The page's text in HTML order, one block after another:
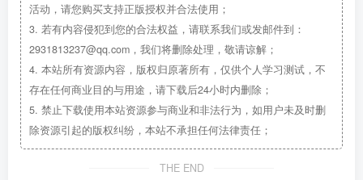
活动，请您购买支持正版授权并合法使用；
3. 若有内容侵犯到您的合法权益，请联系我们或发邮件到：
2931813237@qq.com，我们将删除处理，敬请谅解；
4. 本站所有资源内容，版权归原著所有，仅供个人学习测试，不
存在任何商业目的与用途，请下载后24小时内删除；
5. 禁止下载使用本站资源参与商业和非法行为，如用户未及时删
除资源引起的版权纠纷，本站不承担任何法律责任；
THE END